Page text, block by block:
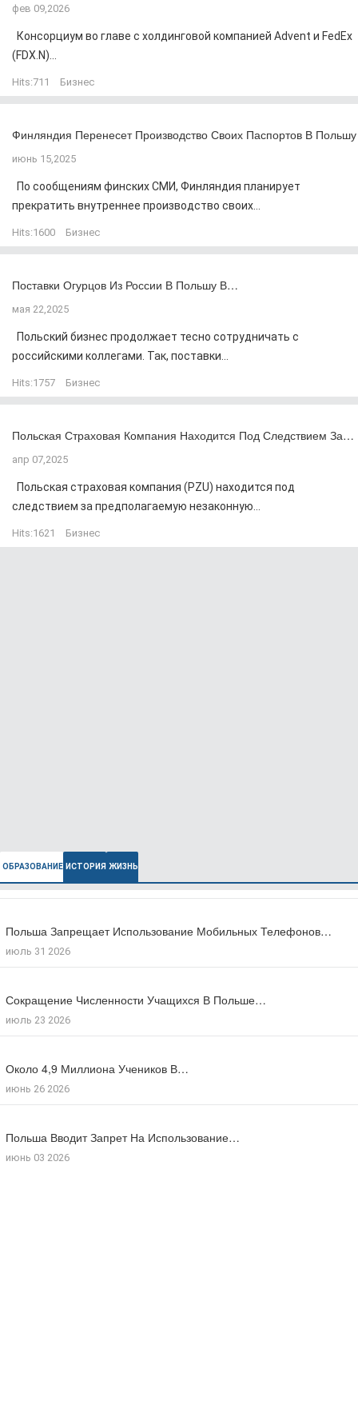
фев 09,2026
Консорциум во главе с холдинговой компанией Advent и FedEx
(FDX.N)...
Hits:711 Бизнес
Финляндия Перенесет Производство Своих Паспортов В Польшу
июнь 15,2025
По сообщениям финских СМИ, Финляндия планирует
прекратить внутреннее производство своих...
Hits:1600 Бизнес
Поставки Огурцов Из России В Польшу В…
мая 22,2025
Польский бизнес продолжает тесно сотрудничать с
российскими коллегами. Так, поставки...
Hits:1757 Бизнес
Польская Страховая Компания Находится Под Следствием За…
апр 07,2025
Польская страховая компания (PZU) находится под
следствием за предполагаемую незаконную...
Hits:1621 Бизнес
ОБРАЗОВАНИЕ ИСТОРИЯ ЖИЗНЬ
Польша Запрещает Использование Мобильных Телефонов…
июль 31 2026
Сокращение Численности Учащихся В Польше…
июль 23 2026
Около 4,9 Миллиона Учеников В…
июнь 26 2026
Польша Вводит Запрет На Использование…
июнь 03 2026
В Польше Выросла Ожидаемая Продолжительность…
июль 27 2026
Число Зарегистрированных Преступлений На Почве…
июль 17 2026
Большинство Поляков Поддерживают Сокращение Рабочего…
июль 09 2026
Число Иностранцев, Получивших Польское Гражданство…
мая 18 2026